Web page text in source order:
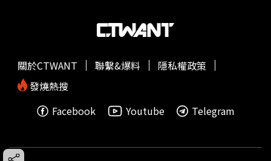
關於CTWANT 聯繫&爆料
隱私權政策
發燒熱搜
Facebook
Youtube Telegram